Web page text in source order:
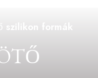
szilikon formák